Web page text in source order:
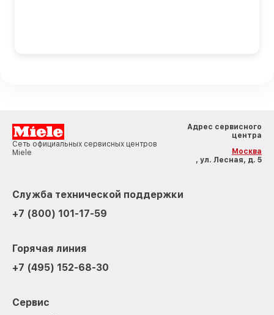
Сеть официальных сервисных центров
Miele
Адрес сервисного
центра
Москва
, ул. Лесная, д. 5
Служба технической поддержки
+7 (800) 101-17-59
Горячая линия
+7 (495) 152-68-30
Сервис